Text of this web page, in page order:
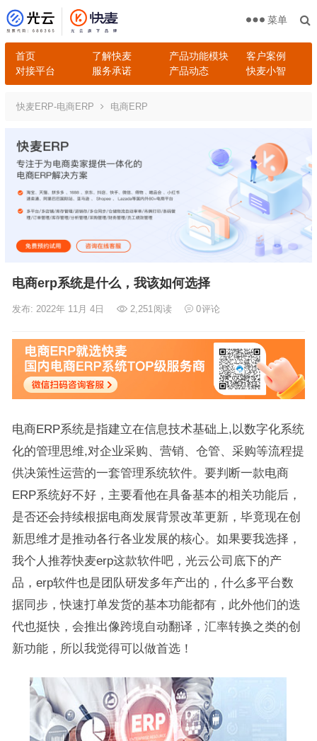
首页 了解快麦 产品功能模块
客户案例
对接平台
服务承诺 产品动态 快麦小智
菜单
快麦ERP-电商ERP 电商ERP
电商erp系统是什么，我该如何选择
发布: 2022年 11月 4日 2,251 阅读 0评论
电商ERP系统是指建立在信息技术基础上,以数字化系统
化的管理思维,对企业采购、营销、仓管、采购等流程提
供决策性运营的一套管理系统软件。要判断一款电商
ERP系统好不好，主要看他在具备基本的相关功能后，
是否还会持续根据电商发展背景改革更新，毕竟现在创
新思维才是推动各行各业发展的核心。如果要我选择，
我个人推荐快麦erp这款软件吧，光云公司底下的产
品，erp软件也是团队研发多年产出的，什么多平台数
据同步，快速打单发货的基本功能都有，此外他们的迭
代也挺快，会推出像跨境自动翻译，汇率转换之类的创
新功能，所以我觉得可以做首选！